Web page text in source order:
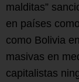
malditas”
en países
como Bolivia
masivas en
capitalistas